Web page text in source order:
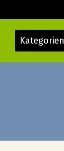
Kategorien